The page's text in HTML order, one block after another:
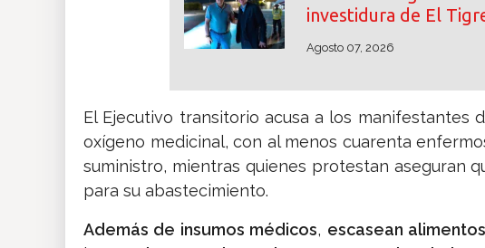
investidura de El
Agosto 07, 2026
El Ejecutivo transitorio acusa a los manifestantes
oxígeno medicinal, con al menos cuarenta
suministro, mientras quienes protestan aseguran
para su abastecimiento.
Además de insumos médicos, escasean alimentos